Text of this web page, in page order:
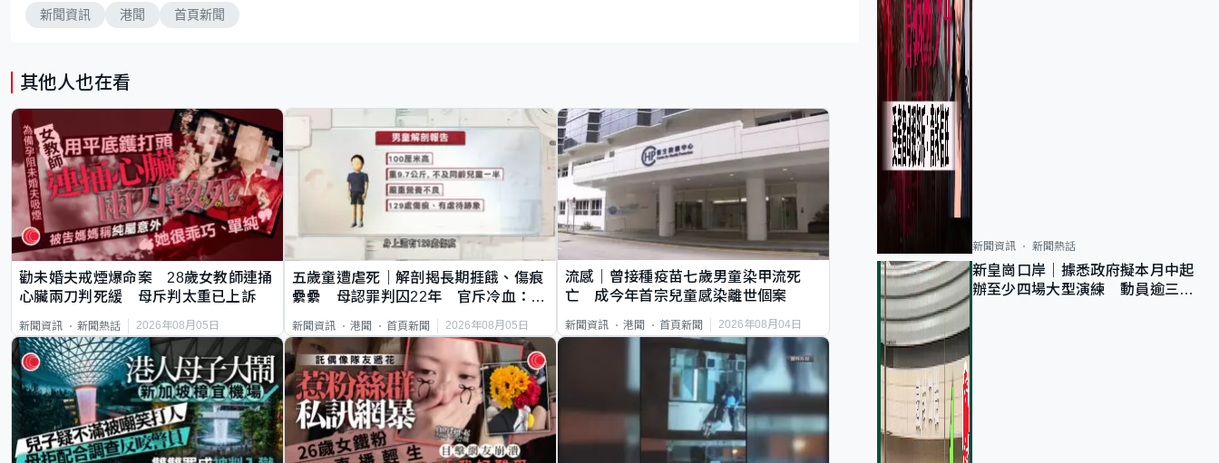
新聞資訊 港聞 首頁新聞
其他人也在看
勸未婚夫戒煙爆命案 28歲女教師連捅
心臟兩刀判死緩 母斥判太重已上訴
新聞資訊 新聞熱話 2026年08月05日
五歲童遭虐死｜解剖揭長期捱餓、傷痕
纍纍 母認罪判囚22年 官斥冷血：同
新聞資訊 港聞 首頁新聞 2026年08月05日
流感｜曾接種疫苗七歲男童染甲流死
亡 成今年首宗兒童感染離世個案
新聞資訊 港聞 首頁新聞 2026年08月04日
新聞資訊 新聞熱話
新皇崗口岸｜據悉政府擬本月中起
辦至少四場大型演練 動員逾三萬